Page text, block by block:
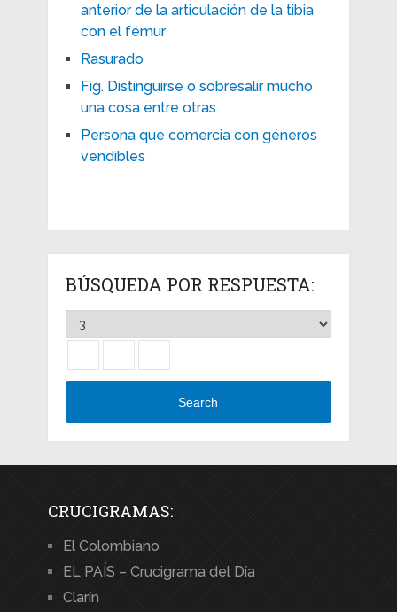
anterior de la articulación de la tibia
con el fémur
Rasurado
Fig. Distinguirse o sobresalir mucho
una cosa entre otras
Persona que comercia con géneros
vendibles
BÚSQUEDA POR RESPUESTA:
Search
CRUCIGRAMAS:
El Colombiano
EL PAÍS – Crucigrama del Día
Clarín